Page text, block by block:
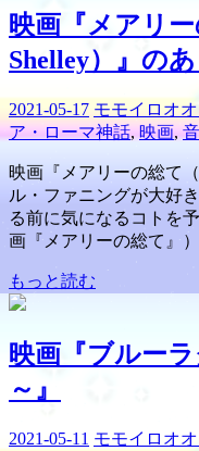
映画『メアリ
Shelley）』の
2021-05-17 モモイロオ
ア・ローマ神話,映画,
映画『メアリーの総て
ル・ファニングが大好
る前に気になるコトを
画『メアリーの総て』
もっと読む
映画『ブルー
～』
2021-05-11 モモイロオ